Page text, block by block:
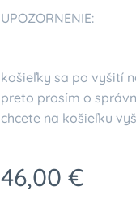
UPOZORNENIE:
košieľky sa po vyšití
preto prosím o
chcete na košieľku
46,00 €